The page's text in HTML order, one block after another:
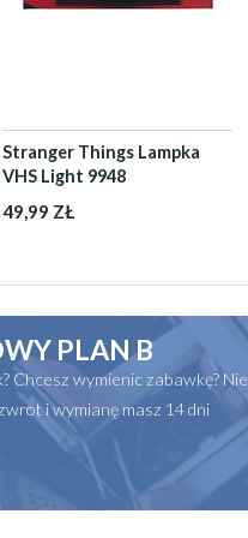
Stranger Things Lampka
VHS Light 9948
49,99 ZŁ
PLAN B
Chcesz wymienic zabawkę? Nie
i wymianę masz 14 dni